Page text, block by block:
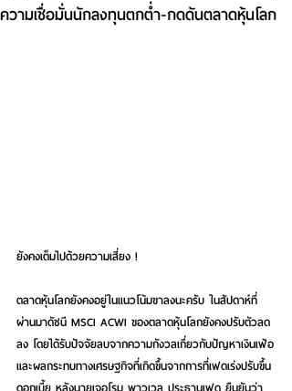
ความเชื่อมั่นนักลงทุนตกต่ำ-กดดันตลาดหุ้นโลก
ยังคงเต็มไปด้วยความเสี่ยง !
ตลาดหุ้นโลกยังคงอยู่ในแนวโน้มขาลงนะครับ ในสัปดาห์ที่
ผ่านมาดัชนี MSCI ACWI ของตลาดหุ้นโลกยังคงปรับตัวลด
ลง โดยได้รับปัจจัยลบจากความกังวลเกี่ยวกับปัญหาเงินเฟ้อ
และผลกระทบทางเศรษฐกิจที่เกิดขึ้นจากการที่เฟดเร่งปรับขึ้น